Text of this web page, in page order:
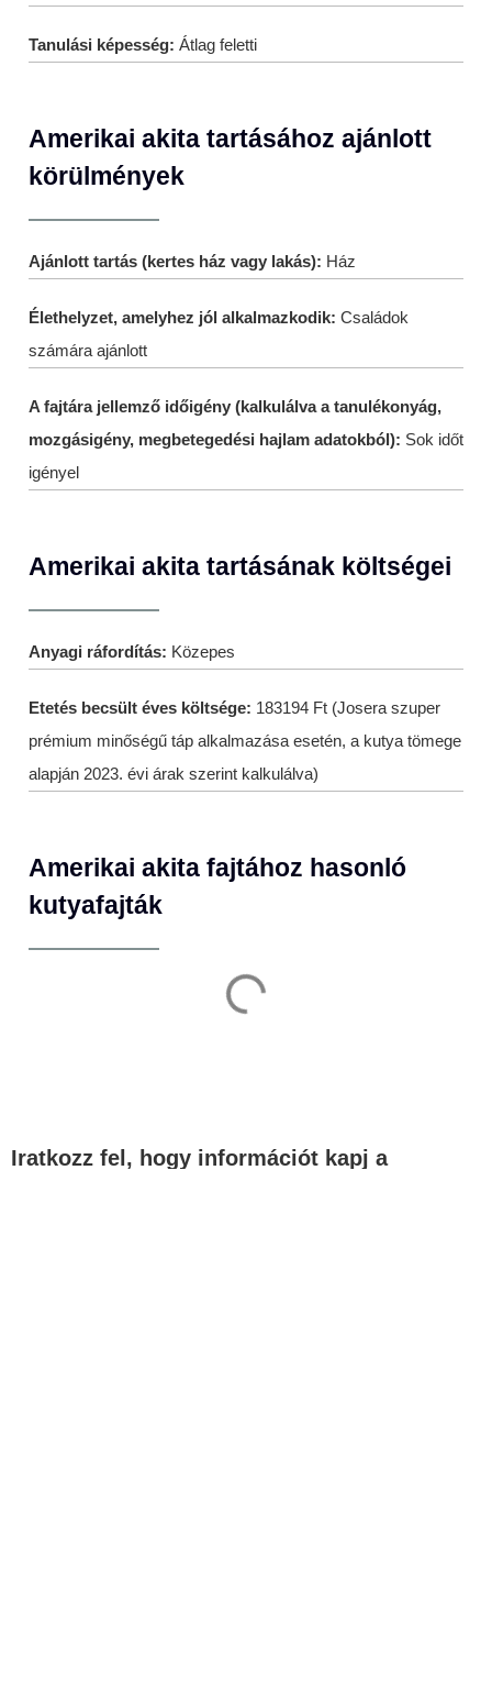
Tanulási képesség: Átlag feletti
Amerikai akita tartásához ajánlott
körülmények
Ajánlott tartás (kertes ház vagy lakás): Ház
Élethelyzet, amelyhez jól alkalmazkodik: Családok
számára ajánlott
A fajtára jellemző időigény (kalkulálva a tanulékonyág,
mozgásigény, megbetegedési hajlam adatokból): Sok időt
igényel
Amerikai akita tartásának költségei
Anyagi ráfordítás: Közepes
Etetés becsült éves költsége: 183194 Ft (Josera szuper
prémium minőségű táp alkalmazása esetén, a kutya tömege
alapján 2023. évi árak szerint kalkulálva)
Amerikai akita fajtához hasonló
kutyafajták
Iratkozz fel, hogy információt kapj a